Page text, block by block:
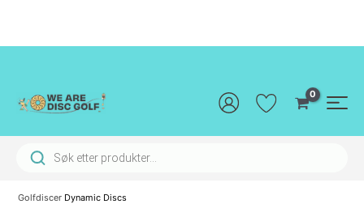
innholdet
Products search
Golfdiscer Dynamic Discs